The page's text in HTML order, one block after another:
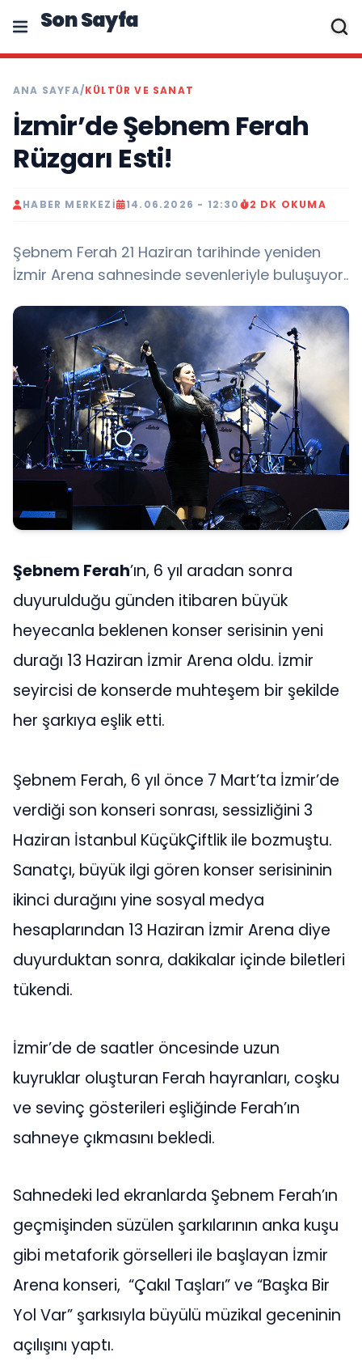
Son Sayfa
ANA SAYFA/KÜLTÜR VE SANAT
İzmir’de Şebnem Ferah
Rüzgarı Esti!
HABER MERKEZI 14.06.2026 - 12:30 2 DK OKUMA
Şebnem Ferah 21 Haziran tarihinde yeniden
İzmir Arena sahnesinde sevenleriyle buluşuyor..
Şebnem Ferah’ın, 6 yıl aradan sonra
duyurulduğu günden itibaren büyük
heyecanla beklenen konser serisinin yeni
durağı 13 Haziran İzmir Arena oldu. İzmir
seyircisi de konserde muhteşem bir şekilde
her şarkıya eşlik etti.
Şebnem Ferah, 6 yıl önce 7 Mart’ta İzmir’de
verdiği son konseri sonrası, sessizliğini 3
Haziran İstanbul KüçükÇiftlik ile bozmuştu.
Sanatçı, büyük ilgi gören konser serisininin
ikinci durağını yine sosyal medya
hesaplarından 13 Haziran İzmir Arena diye
duyurduktan sonra, dakikalar içinde biletleri
tükendi.
İzmir’de de saatler öncesinde uzun
kuyruklar oluşturan Ferah hayranları, coşku
ve sevinç gösterileri eşliğinde Ferah’ın
sahneye çıkmasını bekledi.
Sahnedeki led ekranlarda Şebnem Ferah’ın
geçmişinden süzülen şarkılarının anka kuşu
gibi metaforik görselleri ile başlayan İzmir
Arena konseri, “Çakıl Taşları” ve “Başka Bir
Yol Var” şarkısıyla büyülü müzikal geceninin
açılışını yaptı.